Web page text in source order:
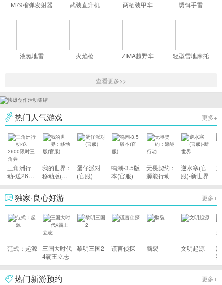
M79榴弹发射器 武装直升机 两栖装甲车 诱饵手雷
液氮地雷 火焰枪 ZIMA越野车 轻型雪地摩托
查看更多>>
热门人气游戏 更多+
三角洲行
动-送2600
限时三角券
我的世界：
移动版(官
服)
蛋仔派对
(官服)
鸣潮-3.5版
本(官服)
无畏契约：
源能行动
逆水寒(官
服)-新世界
独家·良心好游 更多+
范式：起源
三国大时代
4霸王立志
黎明三国2 谎言侦探 脑裂 文明起源
雄
热门新游预约 更多+